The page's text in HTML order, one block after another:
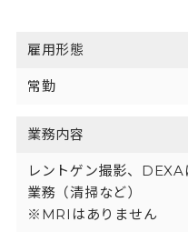
雇用形態
常勤
業務内容
レントゲン撮影、
業務（清掃など）
※MRIはありません